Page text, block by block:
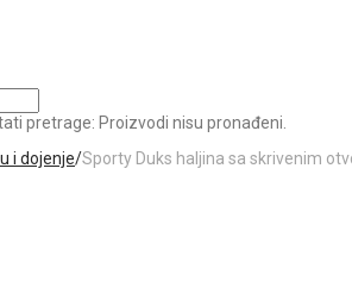
pretrage: Proizvodi nisu pronađeni.
i dojenje/Sporty Duks haljina sa skrivenim